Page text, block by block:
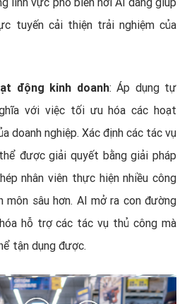
tuyến cải thiện trải nghiệm của
động kinh doanh: Áp dụng tự
với việc tối ưu hóa các hoạt
doanh nghiệp. Xác định các tác vụ
được giải quyết bằng giải pháp
nhân viên thực hiện nhiều công
môn sâu hơn. AI mở ra con đường
hỗ trợ các tác vụ thủ công mà
tận dụng được.